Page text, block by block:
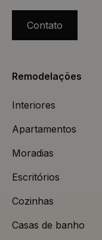
Contato
Remodelações
Interiores
Apartamentos
Moradias
Escritórios
Cozinhas
Casas de banho